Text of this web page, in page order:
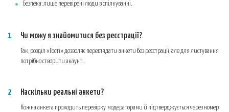
Безпека: лише перевірені люди в спілкуванні.
Чи можу я знайомитися без реєстрації?
Так, розділ «Гості» дозволяє переглядати анкети без реєстрації, але для листування
потрібно створити акаунт.
Наскільки реальні анкети?
Кожна анкета проходить перевірку модераторами й підтверджується через номер